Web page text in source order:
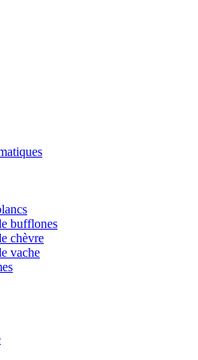
bufflones
chèvre
vache